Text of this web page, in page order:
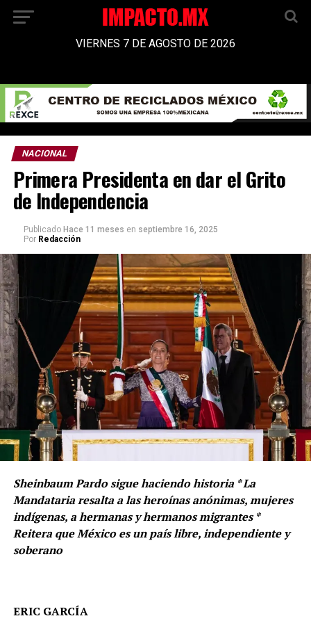
VIERNES 7 DE AGOSTO DE 2026
NACIONAL
Primera Presidenta en dar el Grito
de Independencia
Publicado Hace 11 meses en septiembre 16, 2025
Por Redacción
Sheinbaum Pardo sigue haciendo historia * La
Mandataria resalta a las heroínas anónimas, mujeres
indígenas, a hermanas y hermanos migrantes *
Reitera que México es un país libre, independiente y
soberano
ERIC GARCÍA